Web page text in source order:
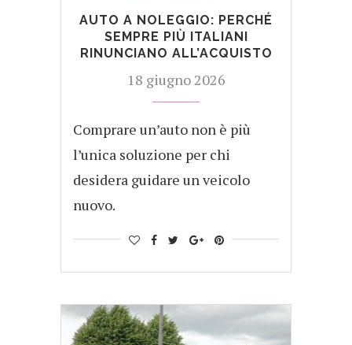
AUTO A NOLEGGIO: PERCHÉ
SEMPRE PIÙ ITALIANI
RINUNCIANO ALL’ACQUISTO
18 giugno 2026
Comprare un’auto non è più
l’unica soluzione per chi
desidera guidare un veicolo
nuovo.